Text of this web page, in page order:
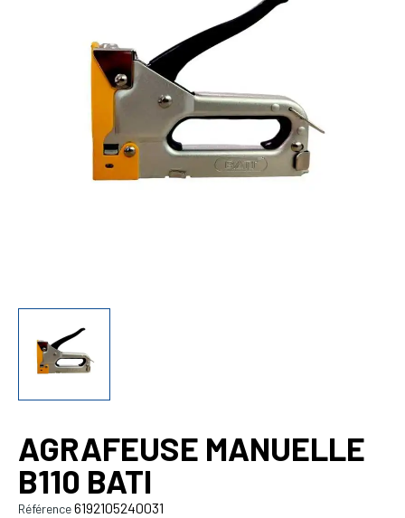
AGRAFEUSE MANUELLE
B110 BATI
Référence6192105240031